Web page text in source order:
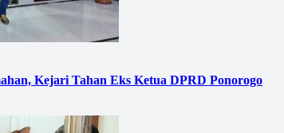
Kejari Tahan Eks Ketua DPRD Ponorogo